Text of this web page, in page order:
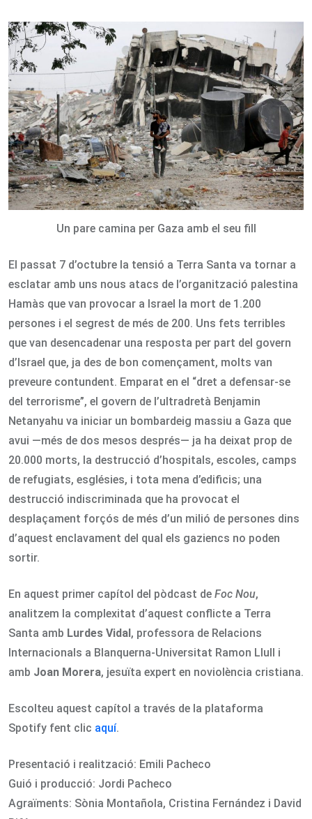
Email
Un pare camina per Gaza amb el seu fill
El passat 7 d’octubre la tensió a Terra Santa va tornar a
esclatar amb uns nous atacs de l’organització palestina
Hamàs que van provocar a Israel la mort de 1.200
persones i el segrest de més de 200. Uns fets terribles
que van desencadenar una resposta per part del govern
d’Israel que, ja des de bon començament, molts van
preveure contundent. Emparat en el “dret a defensar-se
del terrorisme”, el govern de l’ultradretà Benjamin
Netanyahu va iniciar un bombardeig massiu a Gaza que
avui —més de dos mesos després— ja ha deixat prop de
20.000 morts, la destrucció d’hospitals, escoles, camps
de refugiats, esglésies, i tota mena d’edificis; una
destrucció indiscriminada que ha provocat el
desplaçament forçós de més d’un milió de persones dins
d’aquest enclavament del qual els gaziencs no poden
sortir.
En aquest primer capítol del pòdcast de Foc Nou,
analitzem la complexitat d’aquest conflicte a Terra
Santa amb Lurdes Vidal , professora de Relacions
Internacionals a Blanquerna-Universitat Ramon Llull i
amb Joan Morera, jesuïta expert en noviolència cristiana.
Escolteu aquest capítol a través de la plataforma
Spotify fent clic aquí.
Presentació i realització: Emili Pacheco
Guió i producció: Jordi Pacheco
Agraïments: Sònia Montañola, Cristina Fernández i David